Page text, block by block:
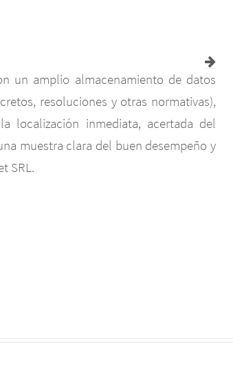
un amplio almacenamiento de datos
resoluciones y otras normativas),
localización inmediata, acertada del
muestra clara del buen desempeño y
SRL.